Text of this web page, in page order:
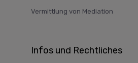
Vermittlung von Mediation
Infos und Rechtliches